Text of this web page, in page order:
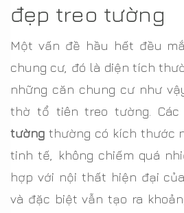
đẹp treo tường
Một vấn đề hầu hết đều
chung cư, đó là diện tích
những căn chung cư như
thờ tổ tiên treo tường. Các
tường thường có kích thước
tinh tế, không chiếm quá
hợp với nội thất hiện đại
và đặc biệt vẫn tạo ra